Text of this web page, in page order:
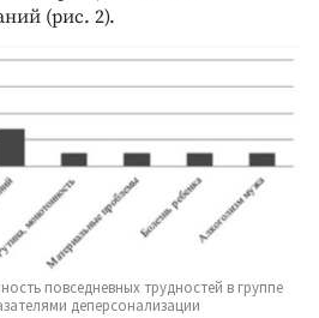
(рис. 2).
повседневных трудностей в группе
деперсонализации